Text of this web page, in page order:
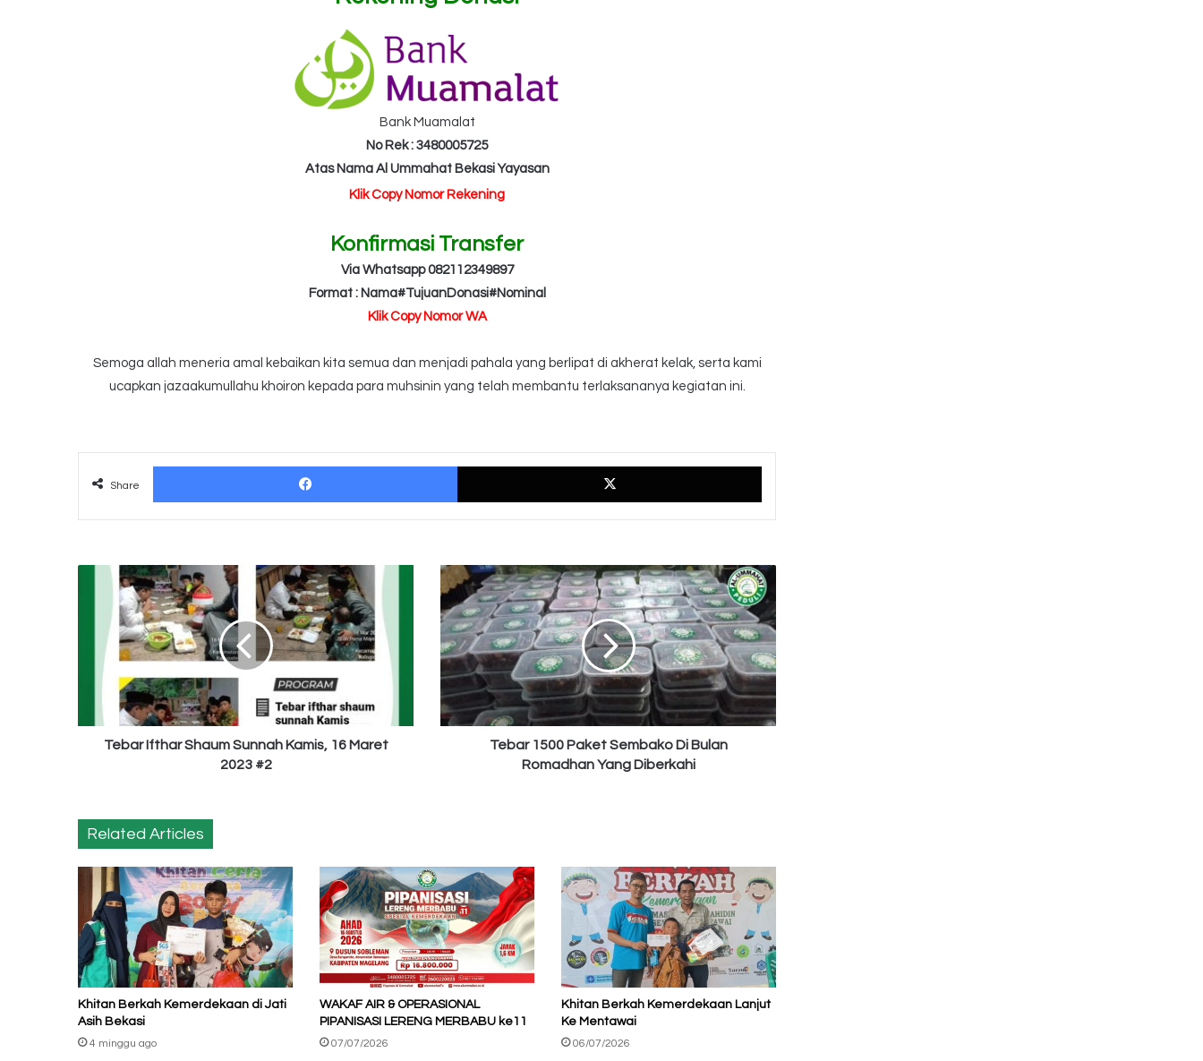
Bank Muamalat
No Rek : 3480005725
Atas Nama Al Ummahat Bekasi Yayasan
Klik Copy Nomor Rekening
Konfirmasi Transfer
Via Whatsapp 082112349897
Format : Nama#TujuanDonasi#Nominal
Klik Copy Nomor WA
Semoga allah meneria amal kebaikan kita semua dan menjadi pahala yang berlipat di akherat kelak, serta kami
ucapkan jazaakumullahu khoiron kepada para muhsinin yang telah membantu terlaksananya kegiatan ini.
Share
Facebook X
Sunnah
Kamis,
#2
Tebar Ifthar Shaum Sunnah Kamis, 16 Maret
2023 #2
Tebar
1500
Paket
Sembako
Di
Bulan
Romadhan
Yang
Diberkahi
Tebar 1500 Paket Sembako Di Bulan
Romadhan Yang Diberkahi
Related Articles
Khitan Berkah Kemerdekaan di Jati
Asih Bekasi
4 minggu ago
WAKAF AIR & OPERASIONAL
PIPANISASI LERENG MERBABU ke11
07/07/2026
Khitan Berkah Kemerdekaan Lanjut
Ke Mentawai
06/07/2026